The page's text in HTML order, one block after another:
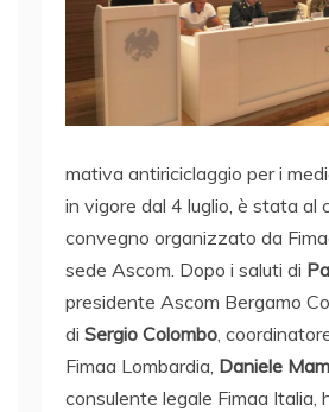
mativa antiriciclaggio per i
in vigore dal 4 luglio, è stata al
convegno organizzato da
sede Ascom. Dopo i saluti di
presidente Ascom Bergamo
di Sergio Colombo,
Fimaa Lombardia, Daniele
consulente legale Fimaa Italia,